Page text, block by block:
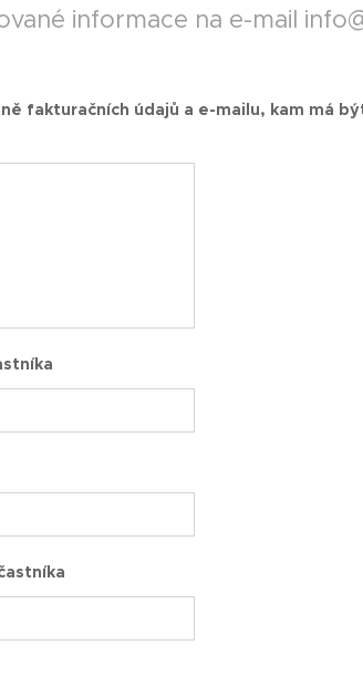
informace na e-mail
fakturačních údajů a e-mailu, kam má